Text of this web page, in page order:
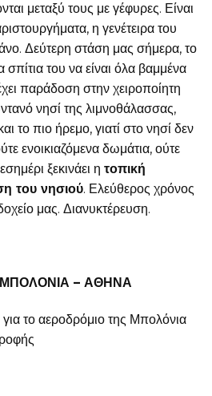
μεταξύ τους με γέφυρες. Είναι
η γενέτειρα του
Δεύτερη στάση μας σήμερα, το
σπίτια του να είναι όλα βαμμένα
παράδοση στην χειροποίητη
νησί της λιμνοθάλασσας,
το πιο ήρεμο, γιατί στο νησί δεν
ενοικιαζόμενα δωμάτια, ούτε
ξεκινάει η τοπική
του νησιού. Ελεύθερος χρόνος
μας. Διανυκτέρευση.
– ΑΘΗΝΑ
το αεροδρόμιο της Μπολόνια